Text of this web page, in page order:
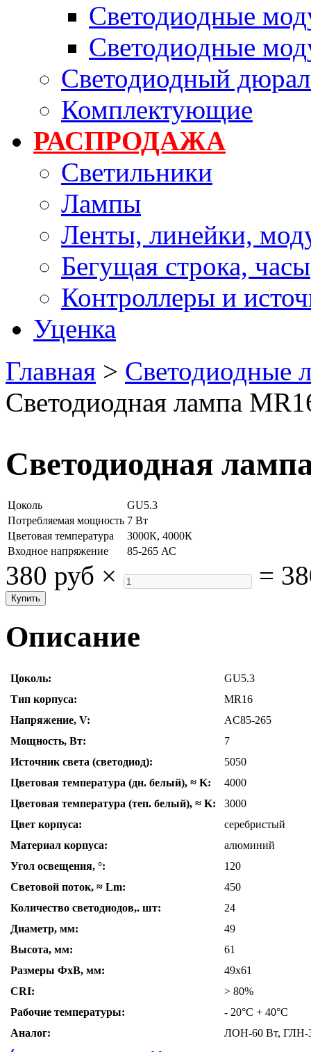
Светодиодные
Светодиодные
Светодиодный
Комплектующие
РАСПРОДАЖА
Светильники
Лампы
Ленты, линейки,
Бегущая строка, часы
Контроллеры и
Уценка
Главная > Светодиодные
Светодиодная лампа
Светодиодная
Цоколь
GU5.3
Потребляемая мощность 7 Вт
Цветовая температура
3000К, 4000К
Входное напряжение
85-265 АС
380 руб × =
Описание
Цоколь:
GU5.3
Тип корпуса:
MR16
Напряжение, V:
AC85-265
Мощность, Вт:
7
Источник света (светодиод):
5050
Цветовая температура (дн. белый), ≈ K:
4000
Цветовая температура (теп. белый), ≈ K:
3000
Цвет корпуса:
серебристый
Материал корпуса:
алюминий
Угол освещения, °:
120
Световой поток, ≈ Lm:
450
Количество светодиодов,. шт:
24
Диаметр, мм:
49
Высота, мм:
61
Размеры ФхВ, мм:
49x61
CRI:
> 80%
Рабочие температуры:
- 20°C + 40°C
Аналог:
ЛОН-60 Вт, ГЛН-